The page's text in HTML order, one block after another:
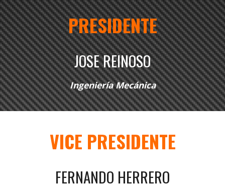
PRESIDENTE
JOSE REINOSO
Ingeniería Mecánica
VICE PRESIDENTE
FERNANDO HERRERO